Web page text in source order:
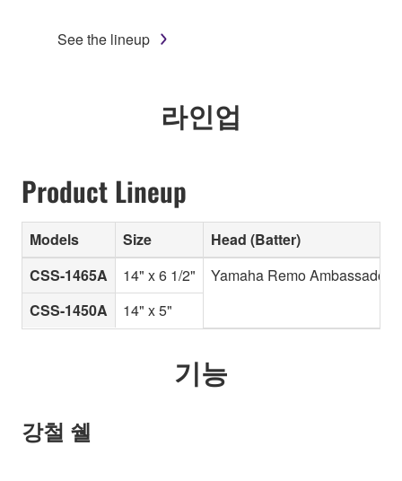
See the lineup
라인업
Product Lineup
Models Size
Head (Batter)
CSS-1465A
14" x 6 1/2"
Yamaha Remo Ambassador
CSS-1450A
14" x 5"
기능
강철 쉘